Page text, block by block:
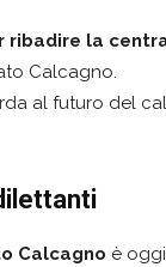
ribadire la
Calcagno.
al futuro del
Calcagno è